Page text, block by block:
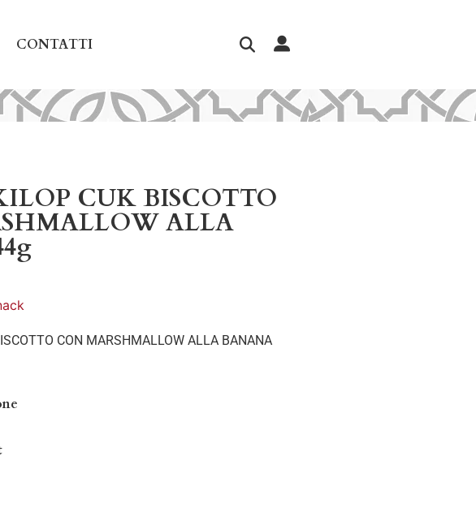
CONTATTI
CUK BISCOTTO
ALLA
CON MARSHMALLOW ALLA BANANA